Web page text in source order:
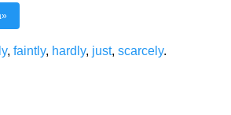
»
, faintly, hardly, just, scarcely.